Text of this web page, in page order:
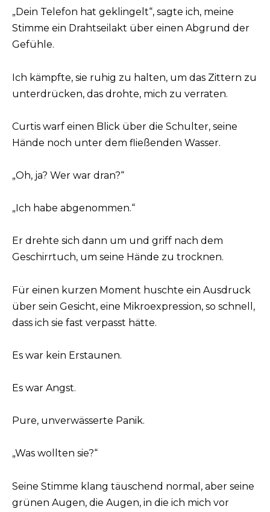
„Dein Telefon hat geklingelt“, sagte ich, meine
Stimme ein Drahtseilakt über einen Abgrund der
Gefühle.
Ich kämpfte, sie ruhig zu halten, um das Zittern zu
unterdrücken, das drohte, mich zu verraten.
Curtis warf einen Blick über die Schulter, seine
Hände noch unter dem fließenden Wasser.
„Oh, ja? Wer war dran?“
„Ich habe abgenommen.“
Er drehte sich dann um und griff nach dem
Geschirrtuch, um seine Hände zu trocknen.
Für einen kurzen Moment huschte ein Ausdruck
über sein Gesicht, eine Mikroexpression, so schnell,
dass ich sie fast verpasst hätte.
Es war kein Erstaunen.
Es war Angst.
Pure, unverwässerte Panik.
„Was wollten sie?“
Seine Stimme klang täuschend normal, aber seine
grünen Augen, die Augen, in die ich mich vor